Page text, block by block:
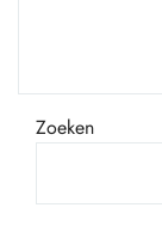
Zoeken